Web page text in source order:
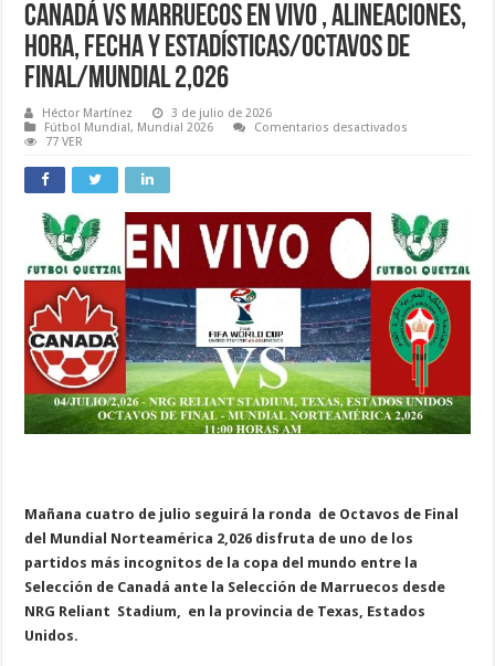
Canadá vs Marruecos EN VIVO , Alineaciones,
Hora, Fecha y Estadísticas/Octavos de
Final/Mundial 2,026
Héctor Martínez
3 de julio de 2026
Fútbol Mundial, Mundial 2026 Comentarios desactivados
Alineaciones,
Hora,
Fecha
y
Estadísticas/
de
Final/Mundial
2,026
77 VER
Mañana cuatro de julio seguirá la ronda de Octavos de Final
del Mundial Norteamérica 2,026 disfruta de uno de los
partidos más incognitos de la copa del mundo entre la
Selección de Canadá ante la Selección de Marruecos desde
NRG Reliant Stadium, en la provincia de Texas, Estados
Unidos.